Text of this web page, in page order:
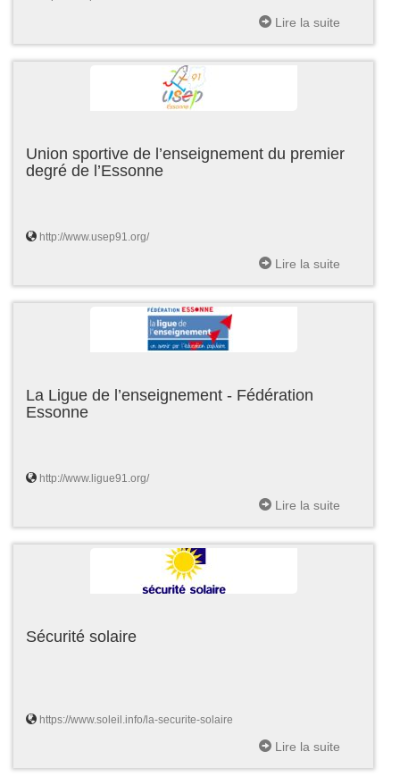
Lire la suite
Union sportive de l’enseignement du premier
degré de l’Essonne
http://www.usep91.org/
Lire la suite
La Ligue de l’enseignement - Fédération
Essonne
http://www.ligue91.org/
Lire la suite
Sécurité solaire
https://www.soleil.info/la-securite-solaire
Lire la suite